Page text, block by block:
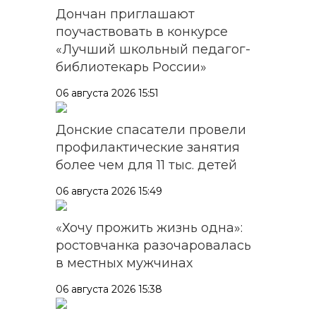
Дончан приглашают
поучаствовать в конкурсе
«Лучший школьный педагог-
библиотекарь России»
06 августа 2026 15:51
Донские спасатели провели
профилактические занятия
более чем для 11 тыс. детей
06 августа 2026 15:49
«Хочу прожить жизнь одна»:
ростовчанка разочаровалась
в местных мужчинах
06 августа 2026 15:38